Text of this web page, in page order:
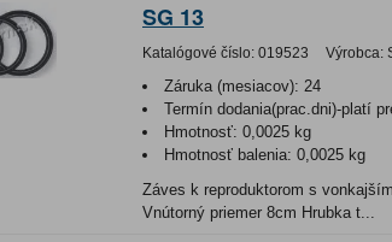
SG 13
Katalógové číslo: 019523 Výrobca:
Záruka (mesiacov): 24
Termín dodania(prac.dni)-platí
Hmotnosť: 0,0025 kg
Hmotnosť balenia: 0,0025 kg
Záves k reproduktorom s
Vnútorný priemer 8cm Hrubka t...